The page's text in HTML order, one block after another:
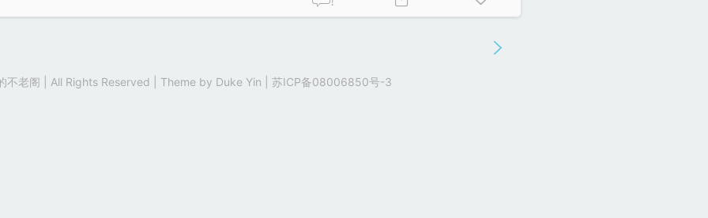
不老阁 | All Rights Reserved | Theme by Duke Yin 苏ICP备08006850号-3